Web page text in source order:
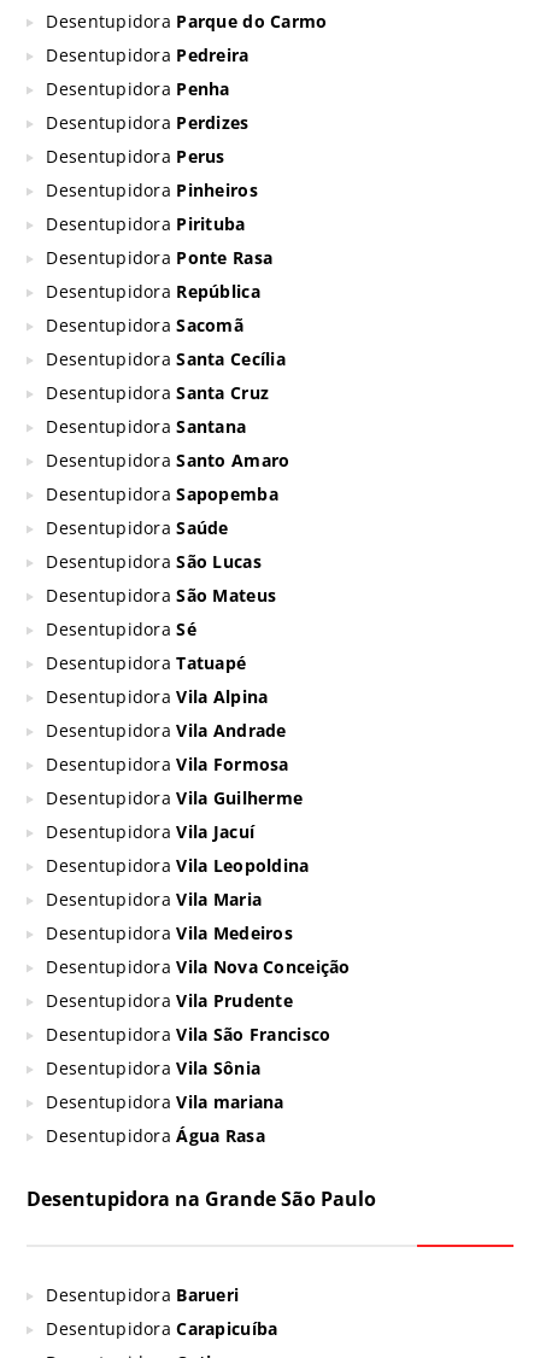
Desentupidora Parque do Carmo
Desentupidora Pedreira
Desentupidora Penha
Desentupidora Perdizes
Desentupidora Perus
Desentupidora Pinheiros
Desentupidora Pirituba
Desentupidora Ponte Rasa
Desentupidora República
DesentupidoraSacomã
DesentupidoraSanta Cecília
DesentupidoraSanta Cruz
DesentupidoraSantana
DesentupidoraSanto Amaro
DesentupidoraSapopemba
DesentupidoraSaúde
DesentupidoraSão Lucas
DesentupidoraSão Mateus
DesentupidoraSé
DesentupidoraTatuapé
DesentupidoraVila Alpina
DesentupidoraVila Andrade
DesentupidoraVila Formosa
DesentupidoraVila Guilherme
DesentupidoraVila Jacuí
DesentupidoraVila Leopoldina
DesentupidoraVila Maria
DesentupidoraVila Medeiros
DesentupidoraVila Nova Conceição
DesentupidoraVila Prudente
DesentupidoraVila São Francisco
DesentupidoraVila Sônia
DesentupidoraVila mariana
DesentupidoraÁgua Rasa
Desentupidora na Grande São Paulo
Desentupidora Barueri
DesentupidoraCarapicuíba